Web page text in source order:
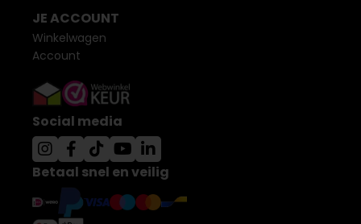
JE ACCOUNT
Winkelwagen
Account
Social media
Betaal snel en veilig